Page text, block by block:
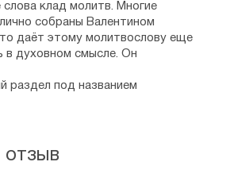
страстей — 347
Евстратия Глинского против
праведного Иоанна
— 349
Божией помощи — 351
каждого дела — 351
старцев — 355
отзыв
клад молитв. Многие
собраны Валентином
даёт этому молитвослову еще
в духовном смысле. Он
раздел под названием
молитвослова: несмотря
Очень удобен формат,